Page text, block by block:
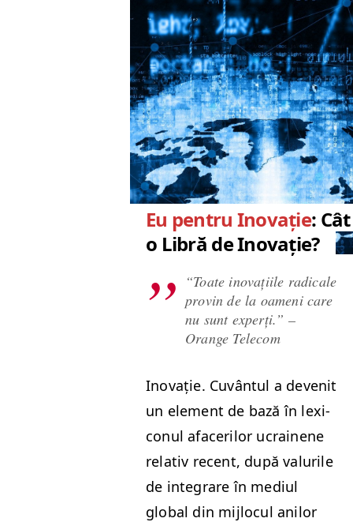
Eu pentru Inovație:
o Libră de Inovație?
“Toate ino­vați­ile rad­i­cale
provin de la oameni care
nu sunt experți.” –
Orange Telecom
Ino­vație. Cuvân­tul a devenit
un ele­ment de bază în lex­i­
conul afac­er­ilor ucrainene
rel­a­tiv recent, după val­urile
de inte­grare în medi­ul
glob­al din mijlocul anilor